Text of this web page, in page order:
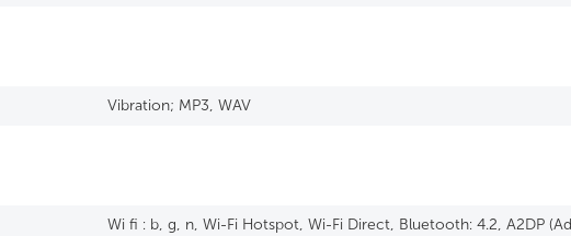
Vibration; MP3, WAV
Wi fi : b, g, n, Wi-Fi Hotspot, Wi-Fi Direct, Bluetooth: 4.2, A2DP